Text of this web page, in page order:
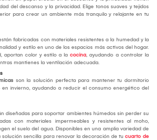
del descanso y la privacidad. Elige tonos suaves y tejidos
para crear un ambiente más tranquilo y relajante en tu
fabricadas con materiales resistentes a la humedad y la
y estilo en uno de los espacios más activos del hogar.
aportan color y estilo a la cocina, ayudando a controlar la
mantienes la ventilación adecuada.
son la solución perfecta para mantener tu dormitorio
invierno, ayudando a reducir el consumo energético del
diseñadas para soportar ambientes húmedos sin perder su
con materiales impermeables y resistentes al moho,
el suelo del agua. Disponibles en una amplia variedad de
solución sencilla para renovar la decoración de tu cuarto de